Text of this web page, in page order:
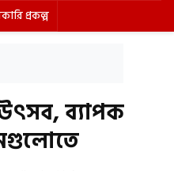
প্রকল্প
ব্যাপক